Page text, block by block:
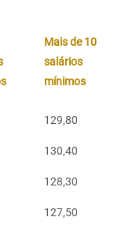
Mais de 10
salários
mínimos
129,80
130,40
128,30
127,50